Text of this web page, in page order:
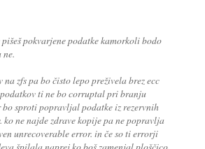
pokvarjene podatke kamorkoli bodo
zfs pa bo čisto lepo preživela brez ecc
ti ne bo corruptal pri branju
sproti popravljal podatke iz rezervnih
ne najde zdrave kopije pa ne popravlja
unrecoverable error. in če so ti errorji